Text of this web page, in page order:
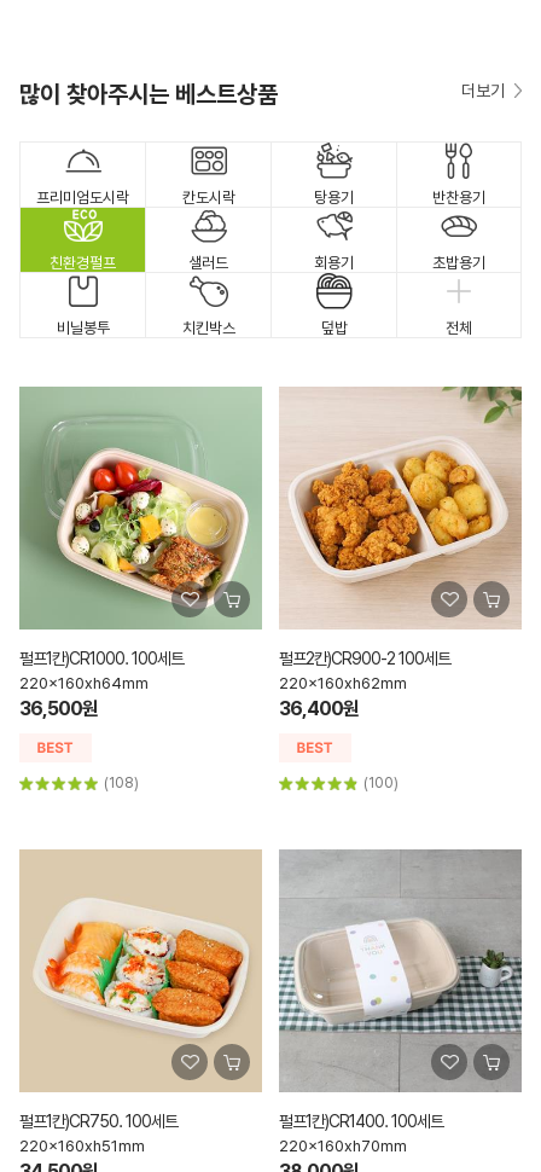
많이 찾아주시는 베스트상품 더보기
프리미엄도시락 칸도시락 탕용기 반찬용기
친환경펄프 샐러드 회용기 초밥용기
비닐봉투 치킨박스 덮밥 전체
펄프1칸)CR1000. 100세트
220x160xh64mm
36,500원
(108)
펄프2칸)CR900-2 100세트
220x160xh62mm
36,400원
(100)
펄프1칸)CR750. 100세트
220x160xh51mm
펄프1칸)CR1400. 100세트
220x160xh70mm